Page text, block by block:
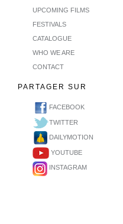
UPCOMING FILMS
FESTIVALS
CATALOGUE
WHO WE ARE
CONTACT
PARTAGER SUR
FACEBOOK
TWITTER
DAILYMOTION
YOUTUBE
INSTAGRAM